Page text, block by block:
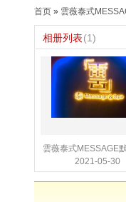
首页 » 雲薇泰式
相册列表(1)
雲薇泰式MESSAGE
2021-05-30